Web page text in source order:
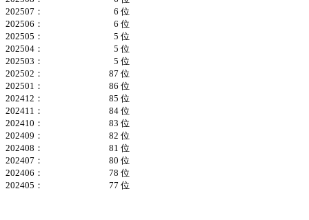
202507：
6 位
202506：
6 位
202505：
5 位
202504：
5 位
202503：
5 位
202502：
87 位
202501：
86 位
202412：
85 位
202411：
84 位
202410：
83 位
202409：
82 位
202408：
81 位
202407：
80 位
202406：
78 位
202405：
77 位